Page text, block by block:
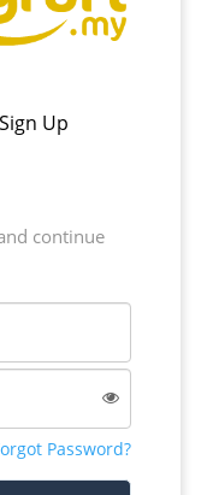
Sign Up
continue
Password?